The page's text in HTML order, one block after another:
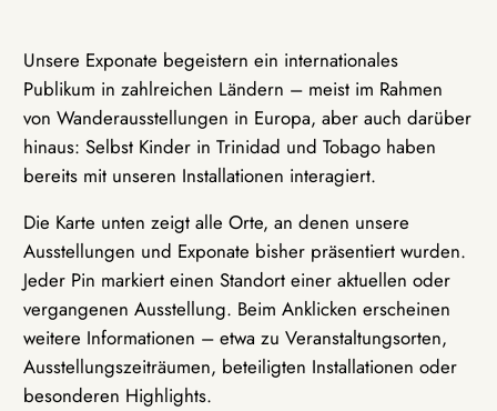
Unsere Exponate begeistern ein internationales
Publikum in zahlreichen Ländern – meist im Rahmen
von Wanderausstellungen in Europa, aber auch darüber
hinaus: Selbst Kinder in Trinidad und Tobago haben
bereits mit unseren Installationen interagiert.
Die Karte unten zeigt alle Orte, an denen unsere
Ausstellungen und Exponate bisher präsentiert wurden.
Jeder Pin markiert einen Standort einer aktuellen oder
vergangenen Ausstellung. Beim Anklicken erscheinen
weitere Informationen – etwa zu Veranstaltungsorten,
Ausstellungszeiträumen, beteiligten Installationen oder
besonderen Highlights.